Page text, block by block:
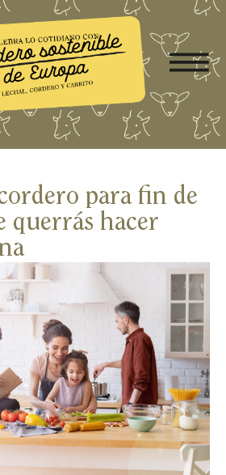
para fin de
querrás hacer